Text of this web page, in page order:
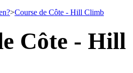
>Course de Côte - Hill Climb
Côte -